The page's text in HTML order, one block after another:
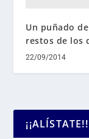
Un puñado
restos de los
22/09/2014
¡¡ALÍSTATE!!